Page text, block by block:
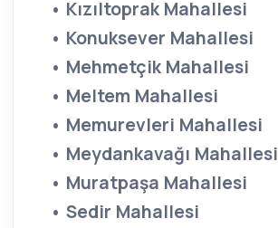
• Kızıltoprak Mahallesi
• Konuksever Mahallesi
• Mehmetçik Mahallesi
• Meltem Mahallesi
• Memurevleri Mahallesi
• Meydankavağı Mahallesi
• Muratpaşa Mahallesi
• Sedir Mahallesi